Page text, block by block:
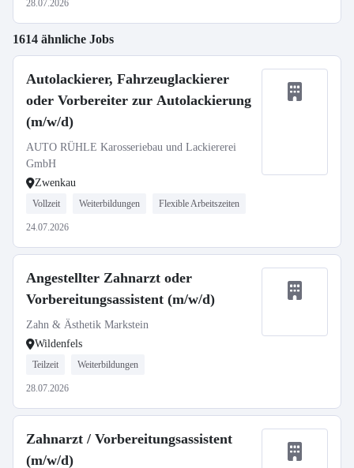
28.07.2026
1614 ähnliche Jobs
Autolackierer, Fahrzeuglackierer
oder Vorbereiter zur Autolackierung
(m/w/d)
AUTO RÜHLE Karosseriebau und Lackiererei
GmbH
Zwenkau
Vollzeit Weiterbildungen Flexible Arbeitszeiten
24.07.2026
Angestellter Zahnarzt oder
Vorbereitungsassistent (m/w/d)
Zahn & Ästhetik Markstein
Wildenfels
Teilzeit Weiterbildungen
28.07.2026
Zahnarzt / Vorbereitungsassistent
(m/w/d)